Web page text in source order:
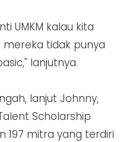
UMKM kalau kita
tidak punya
lanjutnya.
lanjut Johnny,
Scholarship
197 mitra yang terdiri